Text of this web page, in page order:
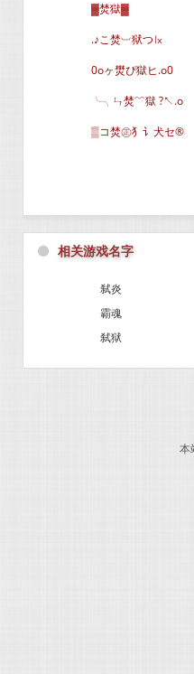
▓焚獄▓
.♪こ焚︺狱つ㏓
0oヶ燓ぴ獄ヒ.o0
╰╮ㄣ焚﹌獄 ?↖.o
▒コ焚㊣犭讠犬セ®
⚫ 相关游戏名字
弑炎
霸魂
弑狱
本